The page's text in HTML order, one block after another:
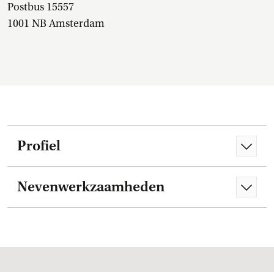
Postbus 15557
1001 NB Amsterdam
Profiel
Nevenwerkzaamheden